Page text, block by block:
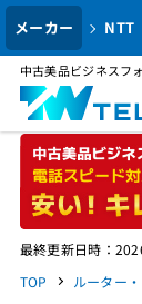
メーカー NTT
中古美品ビジネスフ
最終更新日時：
TOP
ルーター